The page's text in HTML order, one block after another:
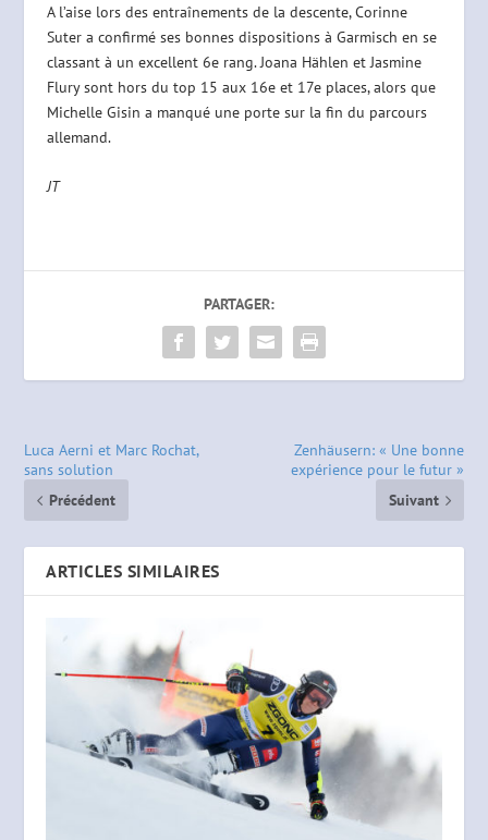
A l’aise lors des entraînements de la descente, Corinne
Suter a confirmé ses bonnes dispositions à Garmisch en se
classant à un excellent 6e rang. Joana Hählen et Jasmine
Flury sont hors du top 15 aux 16e et 17e places, alors que
Michelle Gisin a manqué une porte sur la fin du parcours
allemand.
JT
PARTAGER:
Luca Aerni et Marc Rochat,
sans solution
Précédent
Zenhäusern: « Une bonne
expérience pour le futur »
Suivant
ARTICLES SIMILAIRES